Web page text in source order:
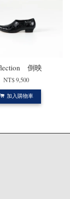
倒映
NT$ 9,500
加入購物車